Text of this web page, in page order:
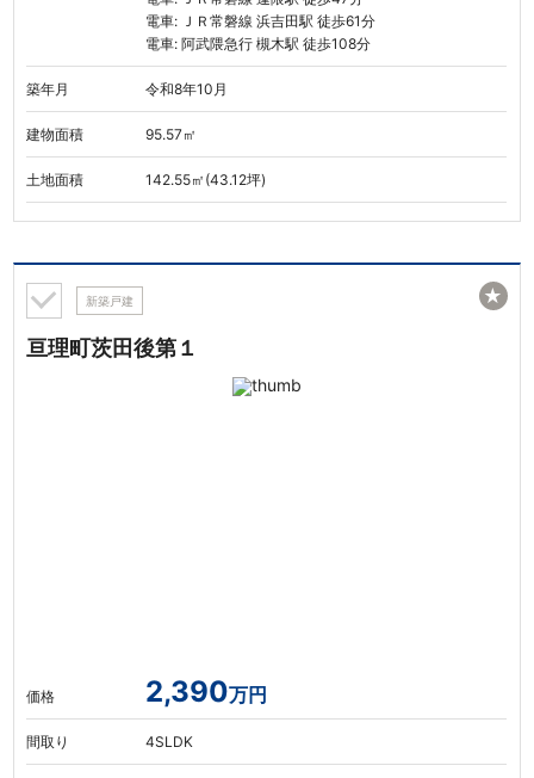
電車: ＪＲ常磐線 浜吉田駅 徒歩61分
電車: 阿武隈急行 槻木駅 徒歩108分
築年月 令和8年10月
建物面積 95.57㎡
土地面積 142.55㎡(43.12坪)
新築戸建
亘理町茨田後第１
価格 2,390万円
間取り 4SLDK
★